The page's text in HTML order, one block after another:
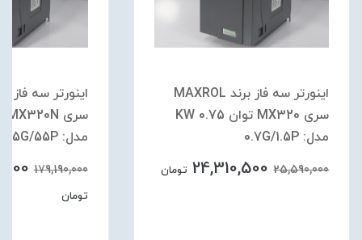
اینورتر سه فاز برند MAXROL
سری MX320 توان 0.75 KW
مدل: 0.7G/1.5P
25,590,000
24,310,500 تومان
مدل: 45G/55P
179,190,000
تومان